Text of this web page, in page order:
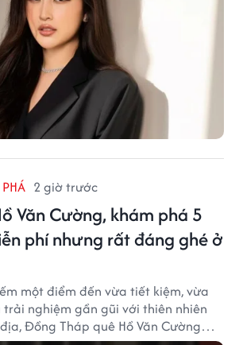
2 giờ trước
Văn Cường, khám phá 5
phí nhưng rất đáng ghé ở
một điểm đến vừa tiết kiệm, vừa
nghiệm gần gũi với thiên nhiên
Đồng Tháp quê Hồ Văn Cường